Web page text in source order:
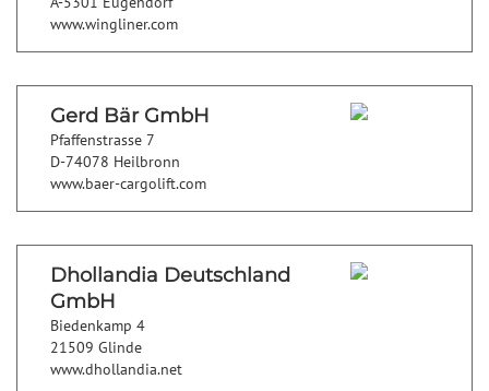
www.wingliner.com
Gerd Bär GmbH
Pfaffenstrasse 7
D-74078 Heilbronn
www.baer-cargolift.com
Dhollandia Deutschland
GmbH
Biedenkamp 4
21509 Glinde
www.dhollandia.net